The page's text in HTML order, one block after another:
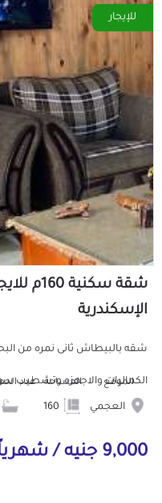
للإيجار
شقة
الإسكندرية
شقه بالبيطاش ثانى نمره من
الكماليات والاجهزه وتشطيب
الموقع
العجمي
المساحة عدد
9,000 جنيه / شهرياً